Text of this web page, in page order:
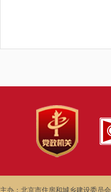
主办：北京市住房和城乡建设委员会